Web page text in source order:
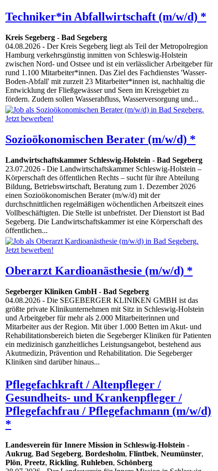
Techniker*in Abfallwirtschaft (m/w/d) *
Kreis Segeberg - Bad Segeberg
04.08.2026 - Der Kreis Segeberg liegt als Teil der Metropolregion
Hamburg verkehrsgünstig inmitten von Schleswig-Holstein
zwischen Nord- und Ostsee und ist ein verlässlicher Arbeitgeber für
rund 1.100 Mitarbeiter*innen. Das Ziel des Fachdienstes 'Wasser-
Boden-Abfall' mit zurzeit 23 Mitarbeiter*innen ist, nachhaltig die
Entwicklung der Fließgewässer und Seen im Kreisgebiet zu
fördern. Zudem sollen Wasserabfluss, Wasserversorgung und...
Sozioökonomischen Berater (m/w/d) *
Landwirtschaftskammer Schleswig-Holstein - Bad Segeberg
23.07.2026 - Die Landwirtschaftskammer Schleswig-Holstein –
Körperschaft des öffentlichen Rechts – sucht für ihre Abteilung
Bildung, Betriebswirtschaft, Beratung zum 1. Dezember 2026
einen Sozioökonomischen Berater (m/w/d) mit der
durchschnittlichen regelmäßigen wöchentlichen Arbeitszeit eines
Vollbeschäftigten. Die Stelle ist unbefristet. Der Dienstort ist Bad
Segeberg. Die Landwirtschaftskammer ist eine Körperschaft des
öffentlichen...
Oberarzt Kardioanästhesie (m/w/d) *
Segeberger Kliniken GmbH- Bad Segeberg
04.08.2026 - Die SEGEBERGER KLINIKEN GMBH ist das
größte private Klinikunternehmen mit Sitz in Schleswig-Holstein
und Arbeitgeber für mehr als 2.000 Mitarbeiterinnen und
Mitarbeiter aus der Region. Mit über 1.000 Betten im Akut- und
Rehabilitationsbereich bieten die Segeberger Kliniken für Patienten
ein medizinisch ganzheitliches Leistungsangebot, bestehend aus
Akutmedizin, Prävention und Rehabilitation. Die Segeberger
Kliniken sind darüber hinaus...
Pflegefachkraft / Altenpfleger /
Gesundheits- und Krankenpfleger /
Pflegefachfrau / Pflegefachmann (m/w/d)
*
Landesverein für Innere Mission in Schleswig-Holstein -
Aukrug, Bad Segeberg, Bordesholm, Flintbek, Neumünster,
Plön, Preetz, Rickling, Ruhleben, Schönberg